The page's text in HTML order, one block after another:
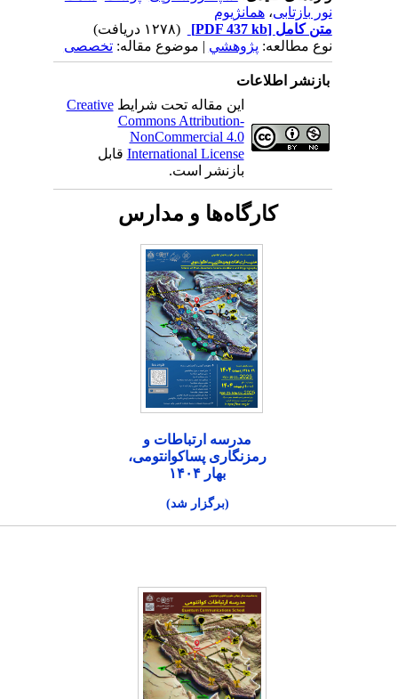
نور بازتابی،همانژیوم
متن کامل[PDF 437 kb]
نوع مطالعه:پژوهشي| موضوع مقاله:تخصصی
بازنشر اطلاعات
این مقاله تحت شرایطCreative
Commons Attribution-
NonCommercial 4.0
International Licenseقابل
بازنشر است.
کارگاه‌ها و مدارس
مدرسه ارتباطات و
رمزنگاری پساکوانتومی،
بهار ۱۴۰۴
(برگزار شد)